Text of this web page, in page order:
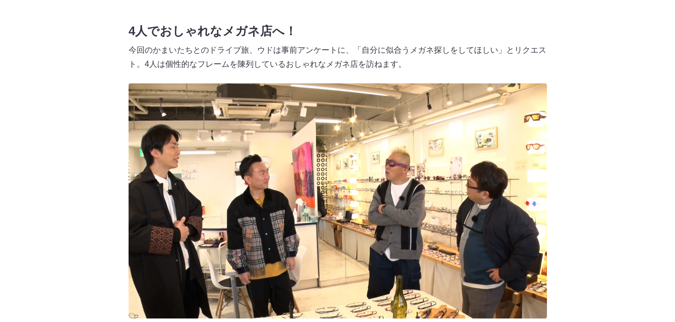
4人でおしゃれなメガネ店へ！
今回のかまいたちとのドライブ旅、ウドは事前アンケートに、「自分に似合うメガネ探しをしてほしい」とリクエス
ト。4人は個性的なフレームを陳列しているおしゃれなメガネ店を訪ねます。